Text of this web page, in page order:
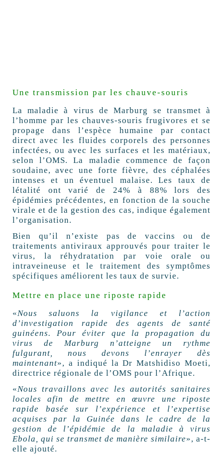
Une transmission par les chauve-souris
La maladie à virus de Marburg se transmet à
l’homme par les chauves-souris frugivores et se
propage dans l’espèce humaine par contact
direct avec les fluides corporels des personnes
infectées, ou avec les surfaces et les matériaux,
selon l’OMS. La maladie commence de façon
soudaine, avec une forte fièvre, des céphalées
intenses et un éventuel malaise. Les taux de
létalité ont varié de 24% à 88% lors des
épidémies précédentes, en fonction de la souche
virale et de la gestion des cas, indique également
l’organisation.
Bien qu’il n’existe pas de vaccins ou de
traitements antiviraux approuvés pour traiter le
virus, la réhydratation par voie orale ou
intraveineuse et le traitement des symptômes
spécifiques améliorent les taux de survie.
Mettre en place une riposte rapide
«Nous saluons la vigilance et l’action
d’investigation rapide des agents de santé
guinéens. Pour éviter que la propagation du
virus de Marburg n’atteigne un rythme
fulgurant, nous devons l’enrayer dès
maintenant», a indiqué la Dr Matshidiso Moeti,
directrice régionale de l’OMS pour l’Afrique.
«Nous travaillons avec les autorités sanitaires
locales afin de mettre en œuvre une riposte
rapide basée sur l’expérience et l’expertise
acquises par la Guinée dans le cadre de la
gestion de l’épidémie de la maladie à virus
Ebola, qui se transmet de manière similaire», a-t-
elle ajouté.